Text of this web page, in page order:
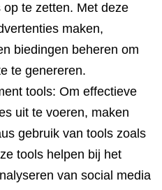
te zetten. Met deze
maken,
biedingen beheren om
te genereren.
tools: Om effectieve
uit te voeren, maken
gebruik van tools zoals
tools helpen bij het
van social media